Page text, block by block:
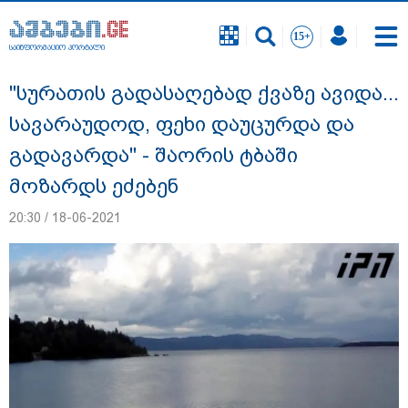
საინფორმაციო პორტალი
"ნატა ვიბლიანის საქმეზე საზოგადოება
უახლოეს დღეებში გაიგებს სიახლეს,
დაიდება პირველი მნიშვნელოვანი
საინფორმაციო პორტალი
"სურათის გადასაღებად ქვაზე ავიდა...
სავარაუდოდ, ფეხი დაუცურდა და
გადავარდა" - შაორის ტბაში
მოზარდს ეძებენ
20:30 / 18-06-2021